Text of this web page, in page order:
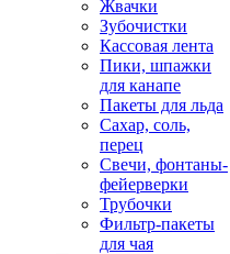
Жвачки
Зубочистки
Кассовая лента
Пики, шпажки
для канапе
Пакеты для льда
Сахар, соль,
перец
Свечи, фонтаны-
фейерверки
Трубочки
Фильтр-пакеты
для чая